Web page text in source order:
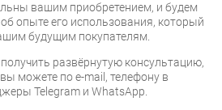
вашим приобретением, и будем
опыте его использования, который
будущим покупателям.
получить развёрнутую консультацию,
можете по e-mail, телефону в
Telegram и WhatsApp.